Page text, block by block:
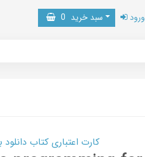
سبد خرید 0 ورود
کارت اعتباری کتاب دانلود با 10,000,000 اعتبار دانلود کتاب! کلیک